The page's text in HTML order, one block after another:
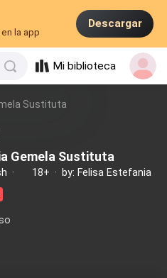
la app
Descargar
Mi biblioteca
Sustituta
Gemela Sustituta
· 18+ · by: Felisa Estefania